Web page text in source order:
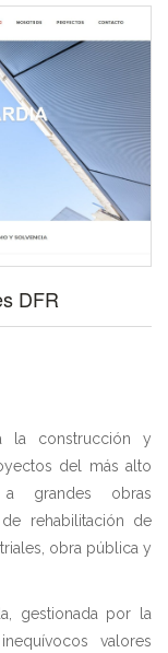
DFR
la construcción y
del más alto
a grandes obras
rehabilitación de
obra pública y
gestionada por la
valores